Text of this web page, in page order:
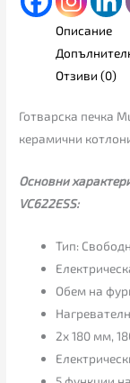
Описание
Отзиви (0)
Готварска печка
керамични
Основни
VC622ESS:
Тип:
Обем на
2x 180 мм,